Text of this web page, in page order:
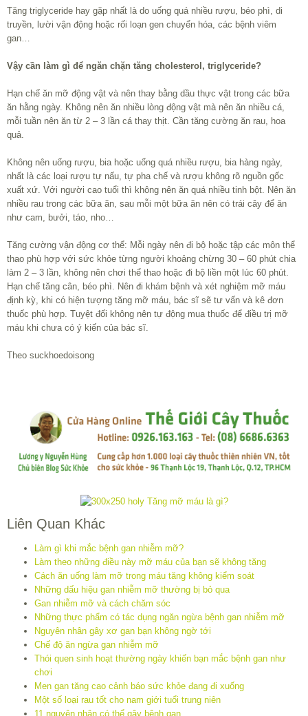
Tăng triglyceride hay gặp nhất là do uống quá nhiều rượu, béo phì, di
truyền, lười vận động hoặc rối loạn gen chuyển hóa, các bệnh viêm
gan…
Vậy cần làm gì để ngăn chặn tăng cholesterol, triglyceride?
Hạn chế ăn mỡ động vật và nên thay bằng dầu thực vật trong các bữa
ăn hằng ngày. Không nên ăn nhiều lòng động vật mà nên ăn nhiều cá,
mỗi tuần nên ăn từ 2 – 3 lần cá thay thịt. Cần tăng cường ăn rau, hoa
quả.
Không nên uống rượu, bia hoặc uống quá nhiều rượu, bia hàng ngày,
nhất là các loại rượu tự nấu, tự pha chế và rượu không rõ nguồn gốc
xuất xứ. Với người cao tuổi thì không nên ăn quá nhiều tinh bột. Nên ăn
nhiều rau trong các bữa ăn, sau mỗi một bữa ăn nên có trái cây để ăn
như cam, bưởi, táo, nho…
Tăng cường vận động cơ thể: Mỗi ngày nên đi bộ hoặc tập các môn thể
thao phù hợp với sức khỏe từng người khoảng chừng 30 – 60 phút chia
làm 2 – 3 lần, không nên chơi thể thao hoặc đi bộ liền một lúc 60 phút.
Hạn chế tăng cân, béo phì. Nên đi khám bệnh và xét nghiệm mỡ máu
định kỳ, khi có hiện tượng tăng mỡ máu, bác sĩ sẽ tư vấn và kê đơn
thuốc phù hợp. Tuyệt đối không nên tự động mua thuốc để điều trị mỡ
máu khi chưa có ý kiến của bác sĩ.
Theo suckhoedoisong
Liên Quan Khác
Làm gì khi mắc bệnh gan nhiễm mỡ?
Làm theo những điều này mỡ máu của bạn sẽ không tăng
Cách ăn uống làm mỡ trong máu tăng không kiểm soát
Những dấu hiệu gan nhiễm mỡ thường bị bỏ qua
Gan nhiễm mỡ và cách chăm sóc
Những thực phẩm có tác dụng ngăn ngừa bệnh gan nhiễm mỡ
Nguyên nhân gây xơ gan bạn không ngờ tới
Chế độ ăn ngừa gan nhiễm mỡ
Thói quen sinh hoạt thường ngày khiến bạn mắc bệnh gan như
chơi
Men gan tăng cao cảnh báo sức khỏe đang đi xuống
Một số loại rau tốt cho nam giới tuổi trung niên
11 nguyên nhân có thể gây bệnh gan